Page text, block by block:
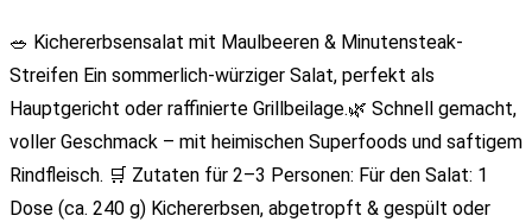
🥗 Kichererbsensalat mit Maulbeeren & Minutensteak-
Streifen Ein sommerlich-würziger Salat, perfekt als
Hauptgericht oder raffinierte Grillbeilage.🌿 Schnell gemacht,
voller Geschmack – mit heimischen Superfoods und saftigem
Rindfleisch. 🛒 Zutaten für 2–3 Personen: Für den Salat: 1
Dose (ca. 240 g) Kichererbsen, abgetropft & gespült oder